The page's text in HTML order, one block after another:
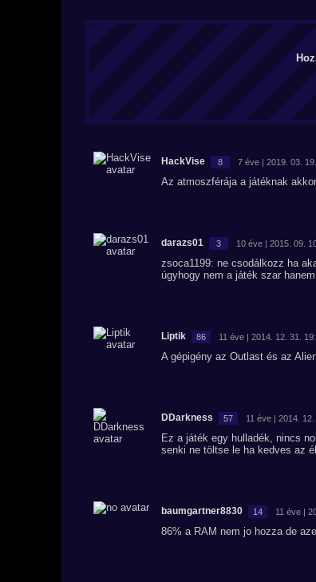
HackVise 8 7 éve | 2019. 03.
Az atmoszférája a játéknak
darazs01 3 10 éve | 2015. 09.
zsoca1199: ne csodálkozz ha
úgyhogy nem a játék szar
Liptik 86 11 éve | 2014. 12. 31.
A gépigény az Outlast és az
DDarkness 57 11 éve | 2014.
Ez a játék egy hulladék, nincs
senki ne töltse le ha kedves az
baumgartner8830 14 11 éve |
86% a RAM nem jo hozza de